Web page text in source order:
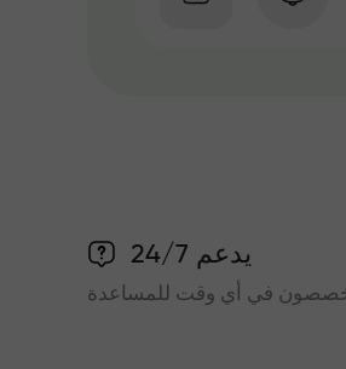
يدعم 24/7
في أي وقت للمساعدة